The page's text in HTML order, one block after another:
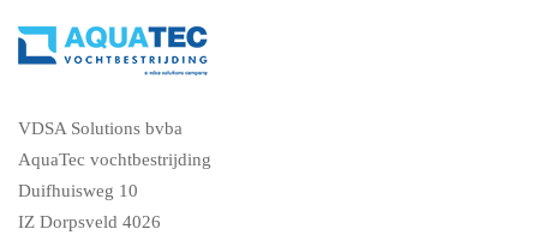
VDSA Solutions bvba
AquaTec vochtbestrijding
Duifhuisweg 10
IZ Dorpsveld 4026